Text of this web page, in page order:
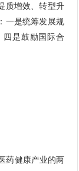
增效、转型升
一是统筹发展规
四是鼓励国际合
健康产业的两